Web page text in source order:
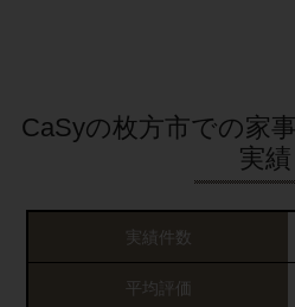
CaSyの枚方市での家
実績
実績件数
平均評価